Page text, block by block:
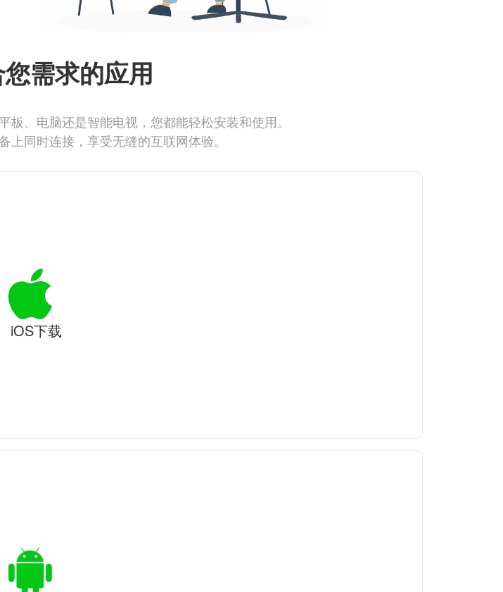
需求的应用
、电脑还是智能电视，您都能轻松安装和使用。
同时连接，享受无缝的互联网体验。
iOS下载